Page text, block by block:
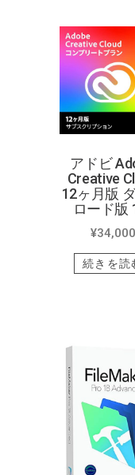
アドビ
Creative
12ヶ月版
ロード版
¥34,000
続きを読